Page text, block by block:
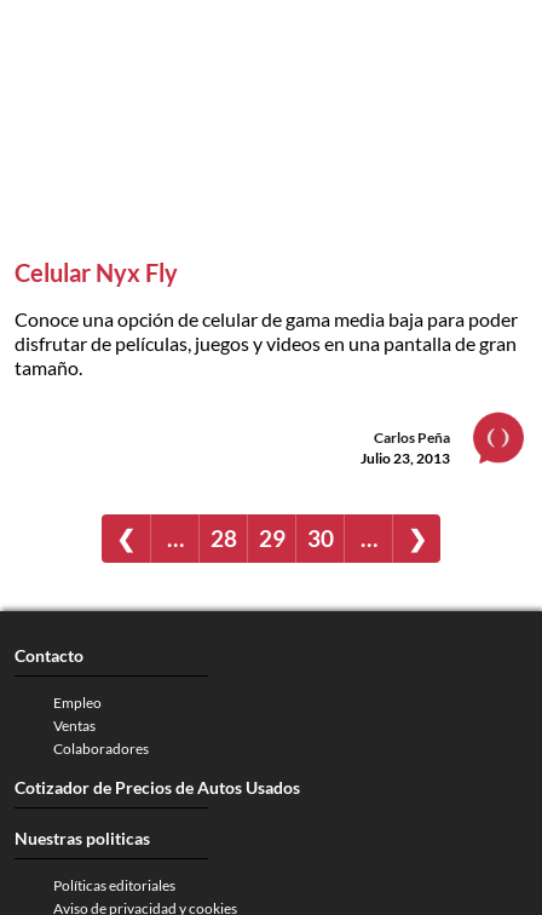
Celular Nyx Fly
Conoce una opción de celular de gama media baja para poder
disfrutar de películas, juegos y videos en una pantalla de gran
tamaño.
Carlos Peña
Julio 23, 2013
❮ … 28 29 30 … ❯
Contacto
Empleo
Ventas
Colaboradores
Cotizador de Precios de Autos Usados
Nuestras politicas
Políticas editoriales
Aviso de privacidad y cookies